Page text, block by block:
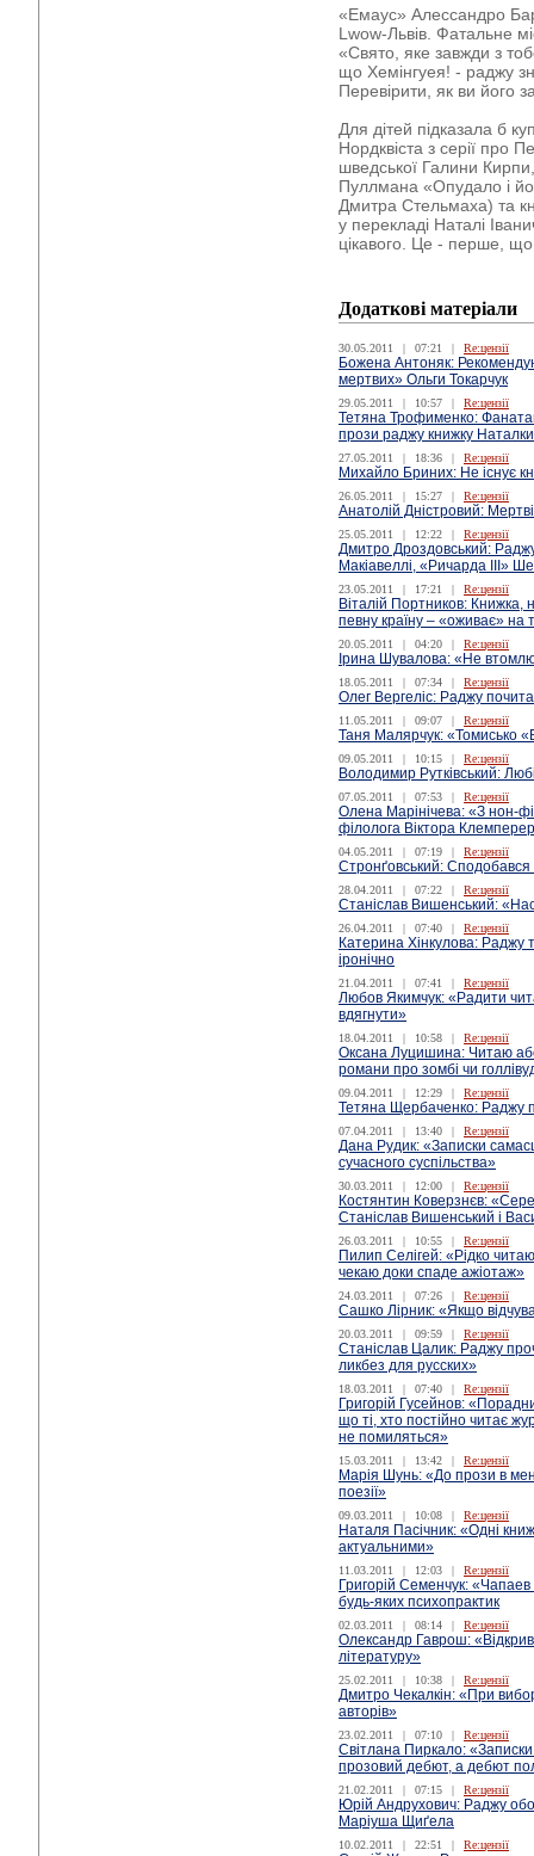
«Емаус» Алессандро
Lwow-Львів. Фатальне
«Свято, яке завжди з
що Хемінгуея! - раджу
Перевірити, як ви його
Для дітей підказала б
Нордквіста з серії про
шведської Галини
Пуллмана «Опудало і
Дмитра Стельмаха) та
у перекладі Наталі
цікавого. Це - перше, що
Додаткові матеріали
30.05.2011 | 07:21 | Re:цензії
Божена Антоняк:
мертвих» Ольги Токарчук
29.05.2011 | 10:57 | Re:цензії
Тетяна Трофименко: Фанатам
прози раджу книжку
27.05.2011 | 18:36 | Re:цензії
Михайло Бриних: Не існує
26.05.2011 | 15:27 | Re:цензії
Анатолій Дністровий:
25.05.2011 | 12:22 | Re:цензії
Дмитро Дроздовський:
Макіавеллі, «Ричарда ІІІ»
23.05.2011 | 17:21 | Re:цензії
Віталій Портников: Книжка,
певну країну – «оживає» на
20.05.2011 | 04:20 | Re:цензії
Ірина Шувалова: «Не
18.05.2011 | 07:34 | Re:цензії
Олег Вергеліс: Раджу
11.05.2011 | 09:07 | Re:цензії
Таня Малярчук: «Томисько
09.05.2011 | 10:15 | Re:цензії
Володимир Рутківський:
07.05.2011 | 07:53 | Re:цензії
Олена Марінічева: «З нон-
філолога Віктора
04.05.2011 | 07:19 | Re:цензії
Стронґовський:
28.04.2011 | 07:22 | Re:цензії
Станіслав Вишенський:
26.04.2011 | 07:40 | Re:цензії
Катерина Хінкулова: Раджу
іронічно
21.04.2011 | 07:41 | Re:цензії
Любов Якимчук: «Радити
вдягнути»
18.04.2011 | 10:58 | Re:цензії
Оксана Луцишина: Читаю
романи про зомбі чи
09.04.2011 | 12:29 | Re:цензії
Тетяна Щербаченко: Раджу
07.04.2011 | 13:40 | Re:цензії
Дана Рудик: «Записки
сучасного суспільства»
30.03.2011 | 12:00 | Re:цензії
Костянтин Коверзнєв:
Станіслав Вишенський і
26.03.2011 | 10:55 | Re:цензії
Пилип Селігей: «Рідко
чекаю доки спаде ажіотаж»
24.03.2011 | 07:26 | Re:цензії
Сашко Лірник: «Якщо
20.03.2011 | 09:59 | Re:цензії
Станіслав Цалик: Раджу
ликбез для русских»
18.03.2011 | 07:40 | Re:цензії
Григорій Гусейнов:
що ті, хто постійно читає
не помиляться»
15.03.2011 | 13:42 | Re:цензії
Марія Шунь: «До прози в
поезії»
09.03.2011 | 10:08 | Re:цензії
Наталя Пасічник: «Одні
актуальними»
11.03.2011 | 12:03 | Re:цензії
Григорій Семенчук:
будь-яких психопрактик
02.03.2011 | 08:14 | Re:цензії
Олександр Гаврош:
літературу»
25.02.2011 | 10:38 | Re:цензії
Дмитро Чекалкін: «При
авторів»
23.02.2011 | 07:10 | Re:цензії
Світлана Пиркало:
прозовий дебют, а дебют
21.02.2011 | 07:15 | Re:цензії
Юрій Андрухович: Раджу
Маріуша Щиґела
10.02.2011 | 22:51 | Re:цензії